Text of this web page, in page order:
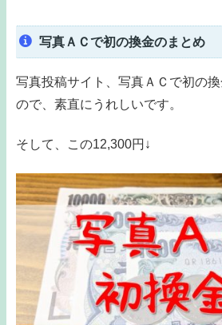
写真ＡＣで初の換金のまとめ
写真投稿サイト、写真ＡＣで初の
ので、素直にうれしいです。
そして、この12,300円↓